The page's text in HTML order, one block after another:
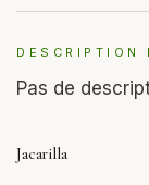
DESCRIPTION
Pas de
Jacarilla